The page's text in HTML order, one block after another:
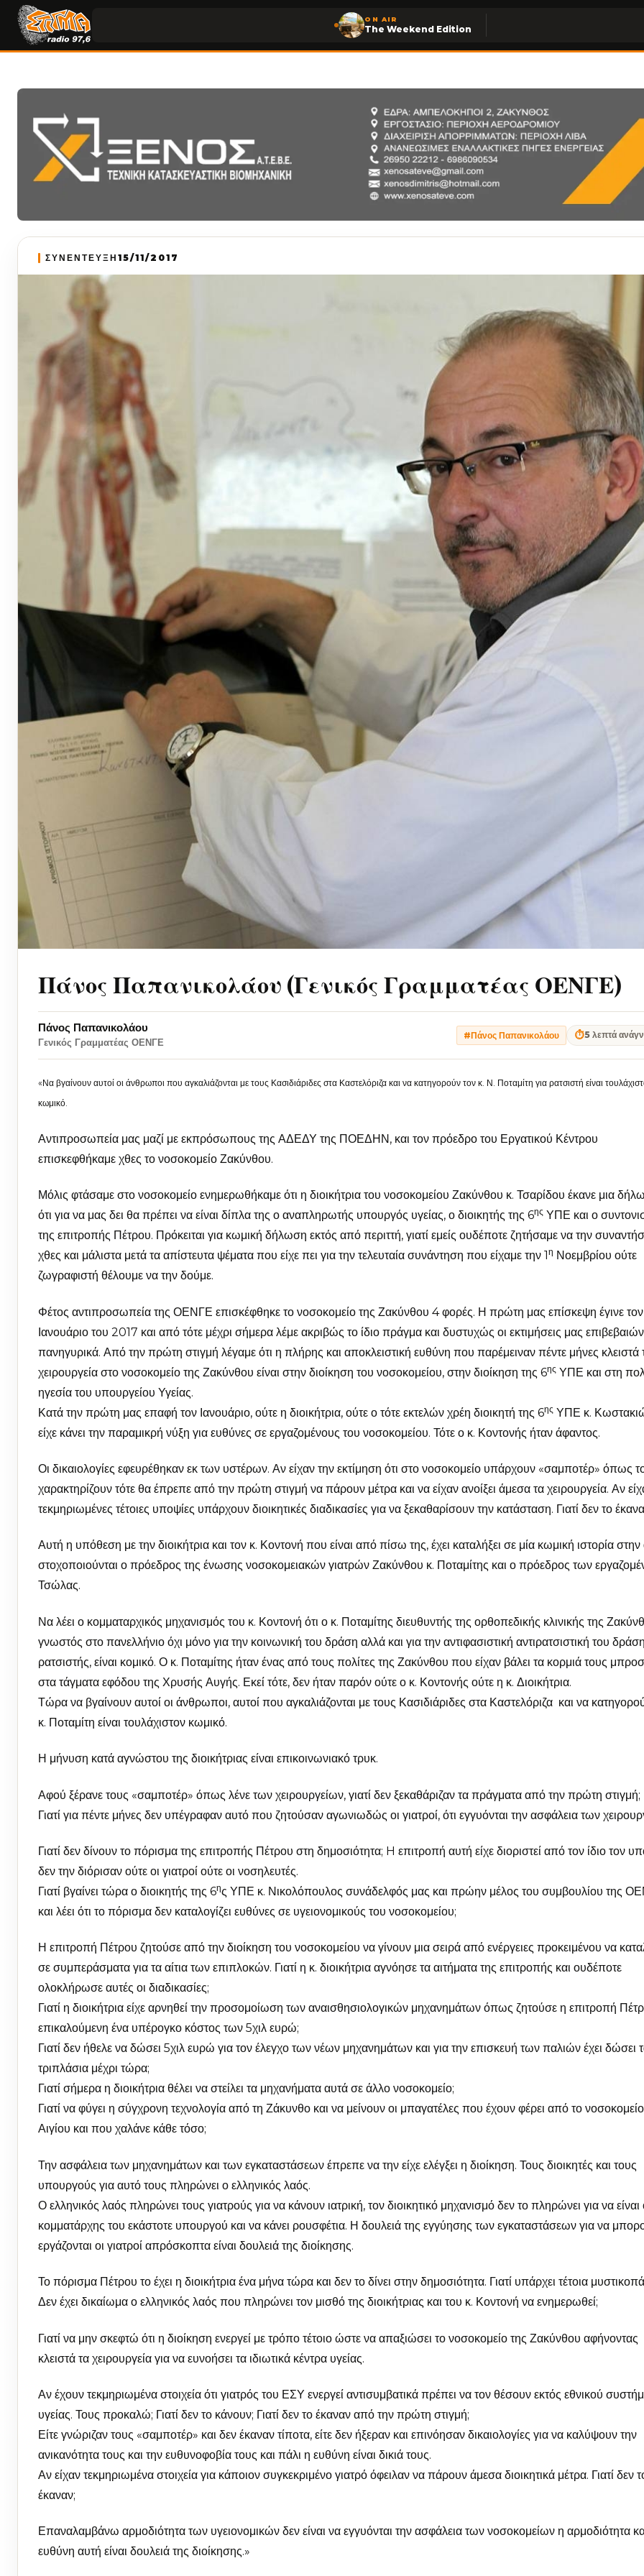
ON AIR
The Weekend Edition
ΣΥΝΕΝΤΕΥΞΗ 15/11/2017
Πάνος Παπανικολάου (Γενικός Γραμματέας ΟΕΝΓΕ)
Πάνος Παπανικολάου
Γενικός Γραμματέας ΟΕΝΓΕ
#Πάνος Παπανικολάου ⏱5 λεπτά
«Να βγαίνουν αυτοί οι άνθρωποι που αγκαλιάζονται με τους Κασιδιάριδες στα Καστελόριζα και να κατηγορούν τον κ. Ν. Ποταμίτη για ρατσιστή είναι
κωμικό.
Αντιπροσωπεία μας μαζί με εκπρόσωπους της ΑΔΕΔΥ της ΠΟΕΔΗΝ, και τον πρόεδρο του Εργατικού Κέντρου
επισκεφθήκαμε χθες το νοσοκομείο Ζακύνθου.
Μόλις φτάσαμε στο νοσοκομείο ενημερωθήκαμε ότι η διοικήτρια του νοσοκομείου Ζακύνθου κ. Τσαρίδου έκανε μια
ότι για να μας δει θα πρέπει να είναι δίπλα της ο αναπληρωτής υπουργός υγείας, ο διοικητής της 6ης ΥΠΕ και ο
της επιτροπής Πέτρου. Πρόκειται για κωμική δήλωση εκτός από περιττή, γιατί εμείς ουδέποτε ζητήσαμε να την
χθες και μάλιστα μετά τα απίστευτα ψέματα που είχε πει για την τελευταία συνάντηση που είχαμε την 1 η Νοεμβρίου ούτε
ζωγραφιστή θέλουμε να την δούμε.
Φέτος αντιπροσωπεία της ΟΕΝΓΕ επισκέφθηκε το νοσοκομείο της Ζακύνθου 4 φορές. Η πρώτη μας επίσκεψη έγινε τον
Ιανουάριο του 2017 και από τότε μέχρι σήμερα λέμε ακριβώς το ίδιο πράγμα και δυστυχώς οι εκτιμήσεις μας
πανηγυρικά. Από την πρώτη στιγμή λέγαμε ότι η πλήρης και αποκλειστική ευθύνη που παρέμειναν πέντε μήνες κλειστά
χειρουργεία στο νοσοκομείο της Ζακύνθου είναι στην διοίκηση του νοσοκομείου, στην διοίκηση της 6ης ΥΠΕ και στη
ηγεσία του υπουργείου Υγείας.
Κατά την πρώτη μας επαφή τον Ιανουάριο, ούτε η διοικήτρια, ούτε ο τότε εκτελών χρέη διοικητή της 6ης ΥΠΕ κ.
είχε κάνει την παραμικρή νύξη για ευθύνες σε εργαζομένους του νοσοκομείου. Τότε ο κ. Κοντονής ήταν άφαντος.
Οι δικαιολογίες εφευρέθηκαν εκ των υστέρων. Αν είχαν την εκτίμηση ότι στο νοσοκομείο υπάρχουν «σαμποτέρ» όπως
χαρακτηρίζουν τότε θα έπρεπε από την πρώτη στιγμή να πάρουν μέτρα και να είχαν ανοίξει άμεσα τα χειρουργεία. Αν
τεκμηριωμένες τέτοιες υποψίες υπάρχουν διοικητικές διαδικασίες για να ξεκαθαρίσουν την κατάσταση. Γιατί δεν το
Αυτή η υπόθεση με την διοικήτρια και τον κ. Κοντονή που είναι από πίσω της, έχει καταλήξει σε μία κωμική ιστορία
στοχοποιούνται ο πρόεδρος της ένωσης νοσοκομειακών γιατρών Ζακύνθου κ. Ποταμίτης και ο πρόεδρος των
Τσώλας.
Να λέει ο κομματαρχικός μηχανισμός του κ. Κοντονή ότι ο κ. Ποταμίτης διευθυντής της ορθοπεδικής κλινικής της
γνωστός στο πανελλήνιο όχι μόνο για την κοινωνική του δράση αλλά και για την αντιφασιστική αντιρατσιστική του δράση
ρατσιστής, είναι κομικό. Ο κ. Ποταμίτης ήταν ένας από τους πολίτες της Ζακύνθου που είχαν βάλει τα κορμιά τους
στα τάγματα εφόδου της Χρυσής Αυγής. Εκεί τότε, δεν ήταν παρόν ούτε ο κ. Κοντονής ούτε η κ. Διοικήτρια.
Τώρα να βγαίνουν αυτοί οι άνθρωποι, αυτοί που αγκαλιάζονται με τους Κασιδιάριδες στα Καστελόριζα και να
κ. Ποταμίτη είναι τουλάχιστον κωμικό.
Η μήνυση κατά αγνώστου της διοικήτριας είναι επικοινωνιακό τρυκ.
Αφού ξέρανε τους «σαμποτέρ» όπως λένε των χειρουργείων, γιατί δεν ξεκαθάριζαν τα πράγματα από την πρώτη στιγμή;
Γιατί για πέντε μήνες δεν υπέγραφαν αυτό που ζητούσαν αγωνιωδώς οι γιατροί, ότι εγγυόνται την ασφάλεια των
Γιατί δεν δίνουν το πόρισμα της επιτροπής Πέτρου στη δημοσιότητα; H επιτροπή αυτή είχε διοριστεί από τον ίδιο τον
δεν την διόρισαν ούτε οι γιατροί ούτε οι νοσηλευτές.
Γιατί βγαίνει τώρα ο διοικητής της 6ης ΥΠΕ κ. Νικολόπουλος συνάδελφός μας και πρώην μέλος του συμβουλίου της
και λέει ότι το πόρισμα δεν καταλογίζει ευθύνες σε υγειονομικούς του νοσοκομείου;
Η επιτροπή Πέτρου ζητούσε από την διοίκηση του νοσοκομείου να γίνουν μια σειρά από ενέργειες προκειμένου να
σε συμπεράσματα για τα αίτια των επιπλοκών. Γιατί η κ. διοικήτρια αγνόησε τα αιτήματα της επιτροπής και ουδέποτε
ολοκλήρωσε αυτές οι διαδικασίες;
Γιατί η διοικήτρια είχε αρνηθεί την προσομοίωση των αναισθησιολογικών μηχανημάτων όπως ζητούσε η επιτροπή
επικαλούμενη ένα υπέρογκο κόστος των 5χιλ ευρώ;
Γιατί δεν ήθελε να δώσει 5χιλ ευρώ για τον έλεγχο των νέων μηχανημάτων και για την επισκευή των παλιών έχει δώσει
τριπλάσια μέχρι τώρα;
Γιατί σήμερα η διοικήτρια θέλει να στείλει τα μηχανήματα αυτά σε άλλο νοσοκομείο;
Γιατί να φύγει η σύγχρονη τεχνολογία από τη Ζάκυνθο και να μείνουν οι μπαγατέλες που έχουν φέρει από το
Αιγίου και που χαλάνε κάθε τόσο;
Την ασφάλεια των μηχανημάτων και των εγκαταστάσεων έπρεπε να την είχε ελέγξει η διοίκηση. Τους διοικητές και τους
υπουργούς για αυτό τους πληρώνει ο ελληνικός λαός.
Ο ελληνικός λαός πληρώνει τους γιατρούς για να κάνουν ιατρική, τον διοικητικό μηχανισμό δεν το πληρώνει για να είναι
κομματάρχης του εκάστοτε υπουργού και να κάνει ρουσφέτια. Η δουλειά της εγγύησης των εγκαταστάσεων για να
εργάζονται οι γιατροί απρόσκοπτα είναι δουλειά της διοίκησης.
Το πόρισμα Πέτρου το έχει η διοικήτρια ένα μήνα τώρα και δεν το δίνει στην δημοσιότητα. Γιατί υπάρχει τέτοια
Δεν έχει δικαίωμα ο ελληνικός λαός που πληρώνει τον μισθό της διοικήτριας και του κ. Κοντονή να ενημερωθεί;
Γιατί να μην σκεφτώ ότι η διοίκηση ενεργεί με τρόπο τέτοιο ώστε να απαξιώσει το νοσοκομείο της Ζακύνθου αφήνοντας
κλειστά τα χειρουργεία για να ευνοήσει τα ιδιωτικά κέντρα υγείας.
Αν έχουν τεκμηριωμένα στοιχεία ότι γιατρός του ΕΣΥ ενεργεί αντισυμβατικά πρέπει να τον θέσουν εκτός εθνικού
υγείας. Τους προκαλώ; Γιατί δεν το κάνουν; Γιατί δεν το έκαναν από την πρώτη στιγμή;
Είτε γνώριζαν τους «σαμποτέρ» και δεν έκαναν τίποτα, είτε δεν ήξεραν και επινόησαν δικαιολογίες για να καλύψουν την
ανικανότητα τους και την ευθυνοφοβία τους και πάλι η ευθύνη είναι δικιά τους.
Αν είχαν τεκμηριωμένα στοιχεία για κάποιον συγκεκριμένο γιατρό όφειλαν να πάρουν άμεσα διοικητικά μέτρα. Γιατί δεν
έκαναν;
Επαναλαμβάνω αρμοδιότητα των υγειονομικών δεν είναι να εγγυόνται την ασφάλεια των νοσοκομείων η αρμοδιότητα
ευθύνη αυτή είναι δουλειά της διοίκησης.»